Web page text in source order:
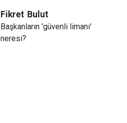
Fikret Bulut
Başkanların 'güvenli limanı'
neresi?